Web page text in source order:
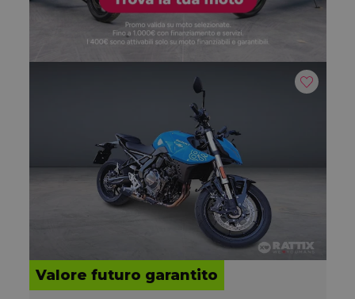
Valore futuro garantito